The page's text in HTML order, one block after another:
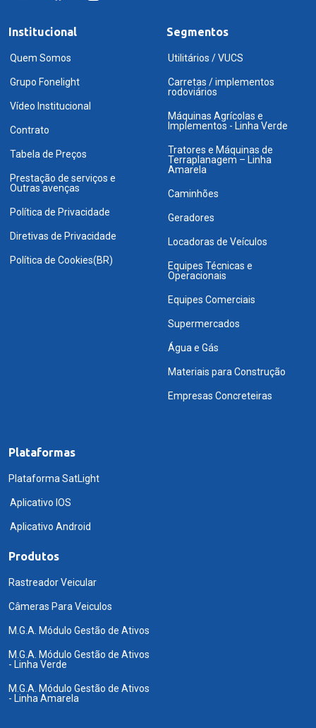
Institucional
Quem Somos
Grupo Fonelight
Vídeo Institucional
Contrato
Tabela de Preços
Prestação de serviços e
Outras avenças
Política de Privacidade
Diretivas de Privacidade
Política de Cookies(BR)
Segmentos
Utilitários / VUCS
Carretas / implementos
rodoviários
Máquinas Agrícolas e
Implementos - Linha Verde
Tratores e Máquinas de
Terraplanagem – Linha
Amarela
Caminhões
Geradores
Locadoras de Veículos
Equipes Técnicas e
Operacionais
Equipes Comerciais
Supermercados
Água e Gás
Materiais para Construção
Empresas Concreteiras
Plataformas
Plataforma SatLight
Aplicativo IOS
Aplicativo Android
Produtos
Rastreador Veicular
Câmeras Para Veiculos
M.G.A. Módulo Gestão de Ativos
M.G.A. Módulo Gestão de Ativos
- Linha Verde
M.G.A. Módulo Gestão de Ativos
- Linha Amarela